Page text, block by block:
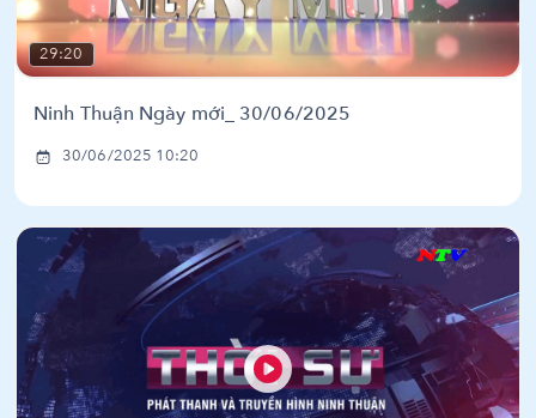
29:20
Ninh Thuận Ngày mới_ 30/06/2025
30/06/2025 10:20